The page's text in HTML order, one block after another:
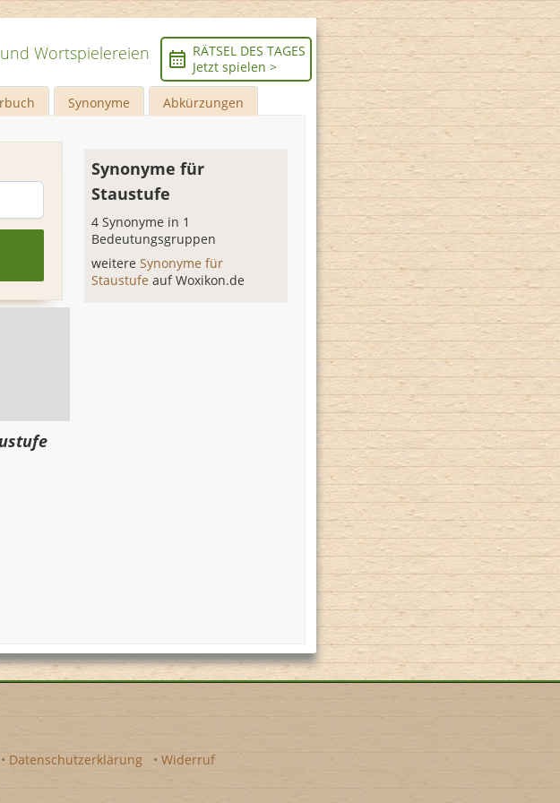
Wortspielereien
RÄTSEL DES TAGES
Jetzt spielen >
Synonyme Abkürzungen
Synonyme für
Staustufe
4 Synonyme in 1
Bedeutungsgruppen
weitereSynonyme für
Staustufeauf Woxikon.de
• Datenschutzerklärung • Widerruf